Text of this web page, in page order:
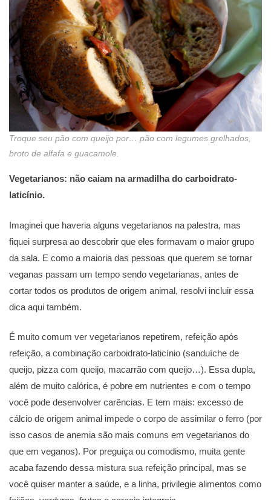
Troque seu pão com queijo por… pão com legumes grelhados,
broto de alfafa e guacamole.
Vegetarianos: não caiam na armadilha do carboidrato-
laticínio.
Imaginei que haveria alguns vegetarianos na palestra, mas
fiquei surpresa ao descobrir que eles formavam o maior grupo
da sala. E como a maioria das pessoas que querem se tornar
veganas passam um tempo sendo vegetarianas, antes de
cortar todos os produtos de origem animal, resolvi incluir essa
dica aqui também.
É muito comum ver vegetarianos repetirem, refeição após
refeição, a combinação carboidrato-laticínio (sanduíche de
queijo, pizza com queijo, macarrão com queijo…). Essa dupla,
além de muito calórica, é pobre em nutrientes e com o tempo
você pode desenvolver carências. E tem mais: excesso de
cálcio de origem animal impede o corpo de assimilar o ferro (por
isso casos de anemia são mais comuns em vegetarianos do
que em veganos). Por preguiça ou comodismo, muita gente
acaba fazendo dessa mistura sua refeição principal, mas se
você quiser manter a saúde, e a linha, privilegie alimentos como